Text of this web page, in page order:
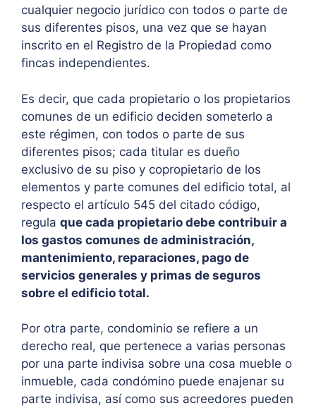
cualquier negocio jurídico con todos o parte de
sus diferentes pisos, una vez que se hayan
inscrito en el Registro de la Propiedad como
fincas independientes.
Es decir, que cada propietario o los propietarios
comunes de un edificio deciden someterlo a
este régimen, con todos o parte de sus
diferentes pisos; cada titular es dueño
exclusivo de su piso y copropietario de los
elementos y parte comunes del edificio total, al
respecto el artículo 545 del citado código,
regula que cada propietario debe contribuir a
los gastos comunes de administración,
mantenimiento, reparaciones, pago de
servicios generales y primas de seguros
sobre el edificio total.
Por otra parte, condominio se refiere a un
derecho real, que pertenece a varias personas
por una parte indivisa sobre una cosa mueble o
inmueble, cada condómino puede enajenar su
parte indivisa, así como sus acreedores pueden